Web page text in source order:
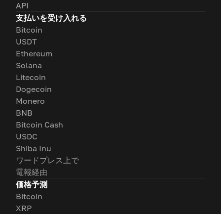
API
支払いを受け入れる
Bitcoin
USDT
Ethereum
Solana
Litecoin
Dogecoin
Monero
BNB
Bitcoin Cash
USDC
Shiba Inu
ワードプレス上で
電報経由
価格予測
Bitcoin
XRP